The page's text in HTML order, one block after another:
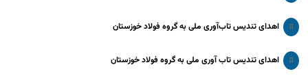
اهدای تندیس تاب‌آوری ملی به گروه فولاد خوزستان
اهدای تندیس تاب آوری ملی به گروه فولاد خوزستان